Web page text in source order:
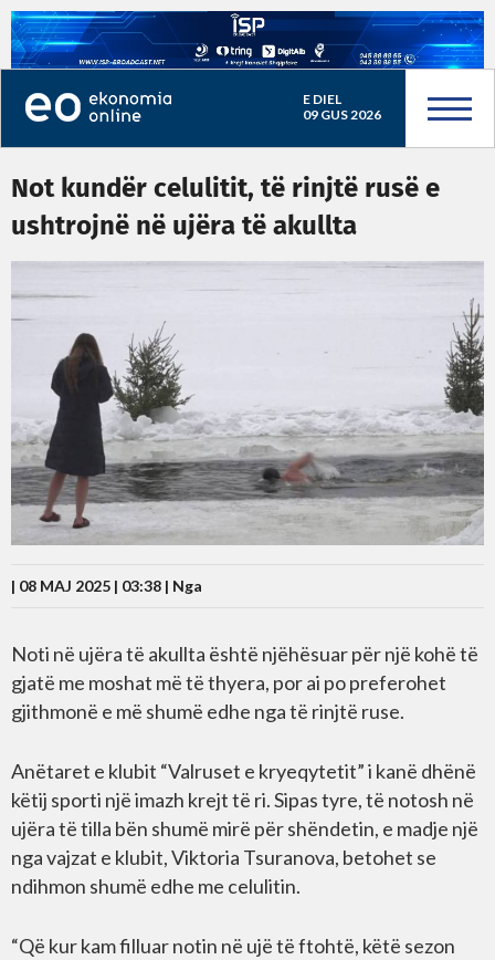
E DIEL
09 GUS 2026
Not kundër celulitit, të rinjtë rusë e
ushtrojnë në ujëra të akullta
| 08 MAJ 2025 | 03:38 | Nga
Noti në ujëra të akullta është njëhësuar për një kohë të
gjatë me moshat më të thyera, por ai po preferohet
gjithmonë e më shumë edhe nga të rinjtë ruse.
Anëtaret e klubit “Valruset e kryeqytetit” i kanë dhënë
këtij sporti një imazh krejt të ri. Sipas tyre, të notosh në
ujëra të tilla bën shumë mirë për shëndetin, e madje një
nga vajzat e klubit, Viktoria Tsuranova, betohet se
ndihmon shumë edhe me celulitin.
“Që kur kam filluar notin në ujë të ftohtë, këtë sezon